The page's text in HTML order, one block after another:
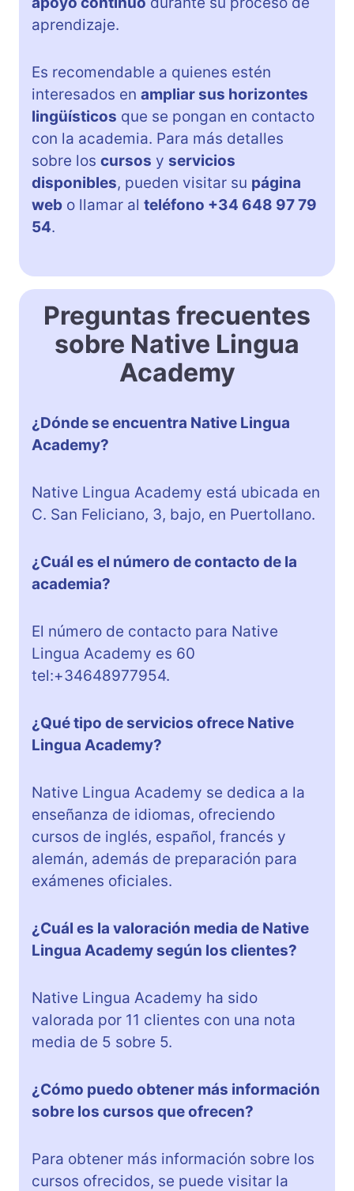
aprendizaje.
Es recomendable a quienes estén
interesados en ampliar sus horizontes
lingüísticos que se pongan en contacto
con la academia. Para más detalles
sobre los cursos y servicios
disponibles, pueden visitar su página
web o llamar al teléfono +34 648 97 79
54.
Preguntas frecuentes
sobre Native Lingua
Academy
¿Dónde se encuentra Native Lingua
Academy?
Native Lingua Academy está ubicada en
C. San Feliciano, 3, bajo, en Puertollano.
¿Cuál es el número de contacto de la
academia?
El número de contacto para Native
Lingua Academy es 60
tel:+34648977954.
¿Qué tipo de servicios ofrece Native
Lingua Academy?
Native Lingua Academy se dedica a la
enseñanza de idiomas, ofreciendo
cursos de inglés, español, francés y
alemán, además de preparación para
exámenes oficiales.
¿Cuál es la valoración media de Native
Lingua Academy según los clientes?
Native Lingua Academy ha sido
valorada por 11 clientes con una nota
media de 5 sobre 5.
¿Cómo puedo obtener más información
sobre los cursos que ofrecen?
Para obtener más información sobre los
cursos ofrecidos, se puede visitar la